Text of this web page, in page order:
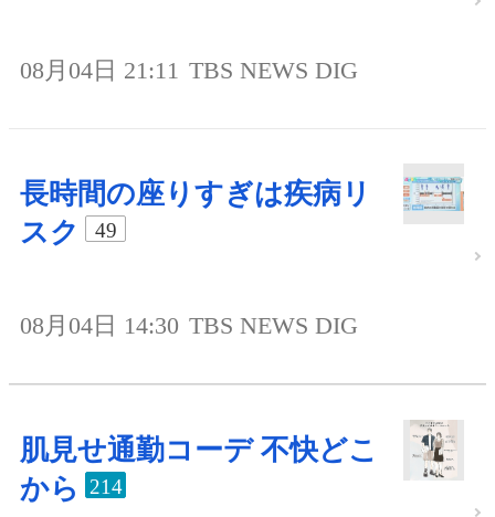
08月04日 21:11 TBS NEWS DIG
長時間の座りすぎは疾病リ
スク
49
08月04日 14:30 TBS NEWS DIG
肌見せ通勤コーデ 不快どこ
から
214